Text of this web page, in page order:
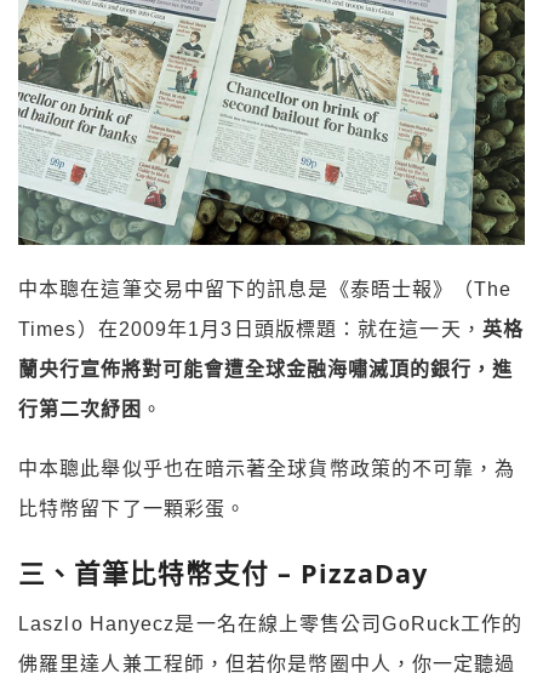
中本聰在這筆交易中留下的訊息是《泰晤士報》（The
Times）在2009年1月3日頭版標題：就在這一天， 英格
蘭央行宣佈將對可能會遭全球金融海嘯滅頂的銀行，進
行第二次紓困 。
中本聰此舉似乎也在暗示著全球貨幣政策的不可靠，為
比特幣留下了一顆彩蛋。
三、首筆比特幣支付 – PizzaDay
Laszlo Hanyecz是一名在線上零售公司GoRuck工作的
佛羅里達人兼工程師，但若你是幣圈中人，你一定聽過